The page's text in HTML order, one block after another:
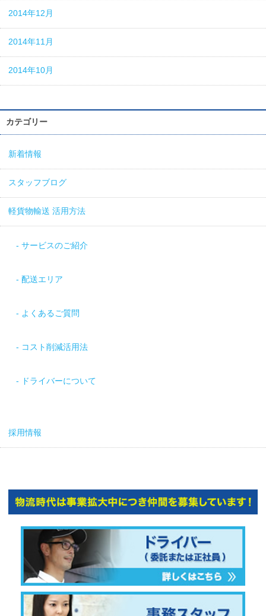
2014年12月
2014年11月
2014年10月
カテゴリー
新着情報
スタッフブログ
軽貨物輸送 活用方法
サービスのご紹介
配送エリア
よくあるご質問
コスト削減活用法
ドライバーについて
採用情報